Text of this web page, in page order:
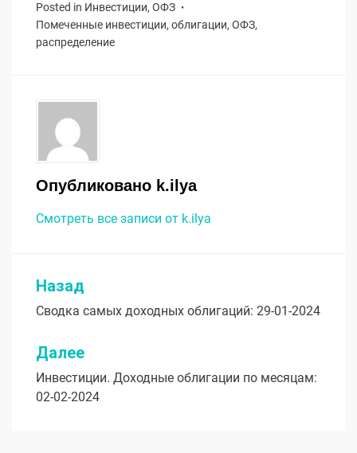
Posted in Инвестиции, ОФЗ
Помеченные инвестиции, облигации, ОФЗ,
распределение
Опубликовано k.ilya
Смотреть все записи от k.ilya
Навигация
по
записям
Назад
Сводка самых доходных облигаций: 29-01-2024
Далее
Инвестиции. Доходные облигации по месяцам:
02-02-2024